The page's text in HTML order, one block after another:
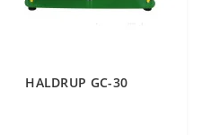
HALDRUP GC-30